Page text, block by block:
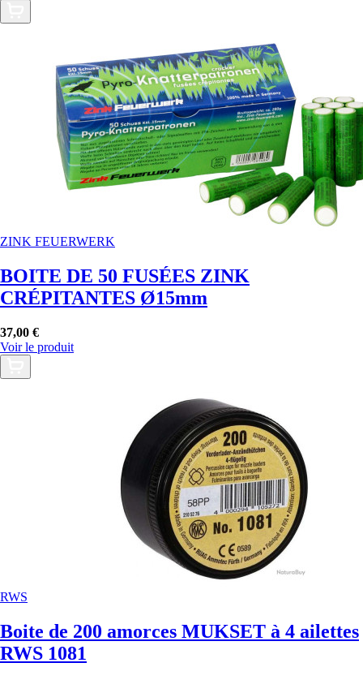
ZINK FEUERWERK
BOITE DE 50 FUSÉES ZINK
CRÉPITANTES Ø15mm
37,00 €
Voir le produit
RWS
Boite de 200 amorces MUKSET à 4 ailettes
RWS 1081